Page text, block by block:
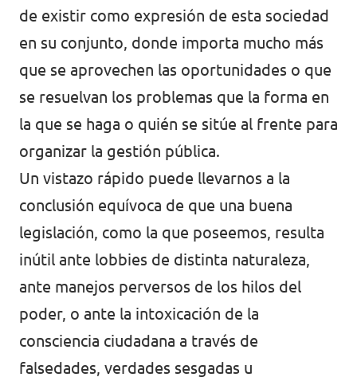
de existir como expresión de esta sociedad
en su conjunto, donde importa mucho más
que se aprovechen las oportunidades o que
se resuelvan los problemas que la forma en
la que se haga o quién se sitúe al frente para
organizar la gestión pública.
Un vistazo rápido puede llevarnos a la
conclusión equívoca de que una buena
legislación, como la que poseemos, resulta
inútil ante lobbies de distinta naturaleza,
ante manejos perversos de los hilos del
poder, o ante la intoxicación de la
consciencia ciudadana a través de
falsedades, verdades sesgadas u